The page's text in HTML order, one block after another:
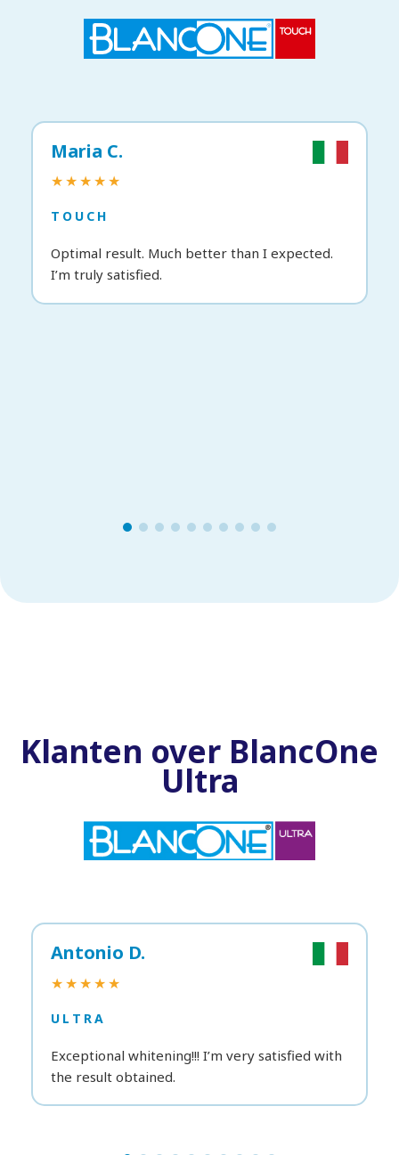
Maria C.
★★★★★
TOUCH
Optimal result. Much better than I expected.
I’m truly satisfied.
Klanten over BlancOne
Ultra
Antonio D.
★★★★★
ULTRA
Exceptional whitening!!! I’m very satisfied with
the result obtained.